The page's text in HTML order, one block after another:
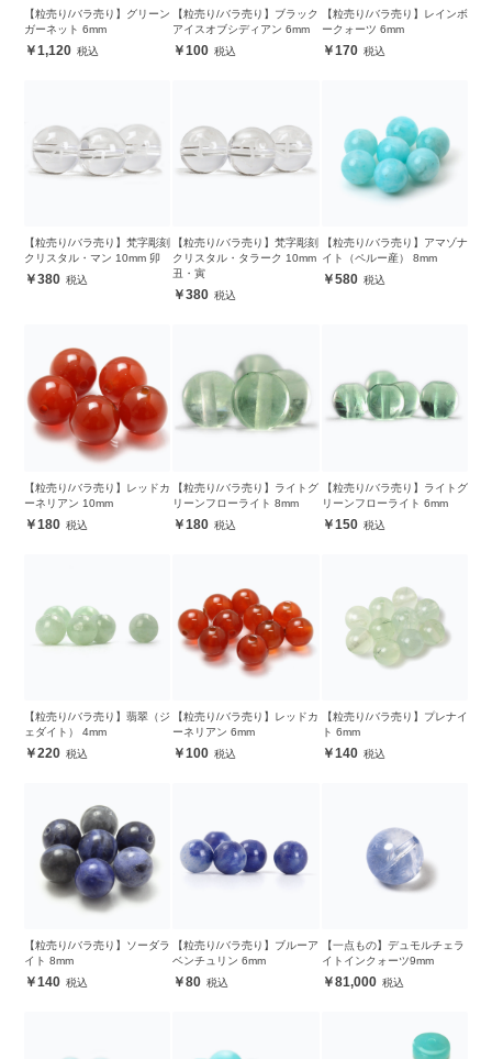
【粒売り/バラ売り】グリーン
ガーネット 6mm
1,120
【粒売り/バラ売り】ブラック
アイスオブシディアン 6mm
100
【粒売り/バラ売り】レインボ
ークォーツ 6mm
170
【粒売り/バラ売り】梵字彫刻
クリスタル・マン 10mm 卯
380
【粒売り/バラ売り】梵字彫刻
クリスタル・タラーク 10mm
丑・寅
380
【粒売り/バラ売り】アマゾナ
イト（ペルー産） 8mm
580
【粒売り/バラ売り】レッドカ
ーネリアン 10mm
180
【粒売り/バラ売り】ライトグ
リーンフローライト 8mm
180
【粒売り/バラ売り】ライトグ
リーンフローライト 6mm
150
【粒売り/バラ売り】翡翠（ジ
ェダイト） 4mm
220
【粒売り/バラ売り】レッドカ
ーネリアン 6mm
100
【粒売り/バラ売り】プレナイ
ト 6mm
140
【粒売り/バラ売り】ソーダラ
イト 8mm
140
【粒売り/バラ売り】ブルーア
ベンチュリン 6mm
80
【一点もの】デュモルチェラ
イトインクォーツ9mm
81,000